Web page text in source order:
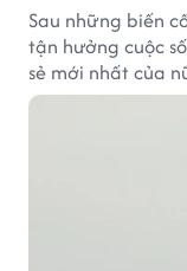
Sau những biến
tận hưởng cuộc
sẻ mới nhất của
hạnh phúc hiện